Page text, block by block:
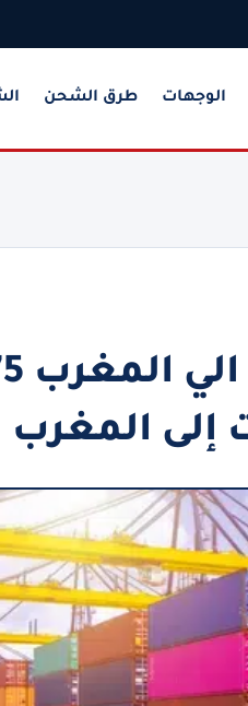
الوجهات طرق الشحن
إلى المغرب